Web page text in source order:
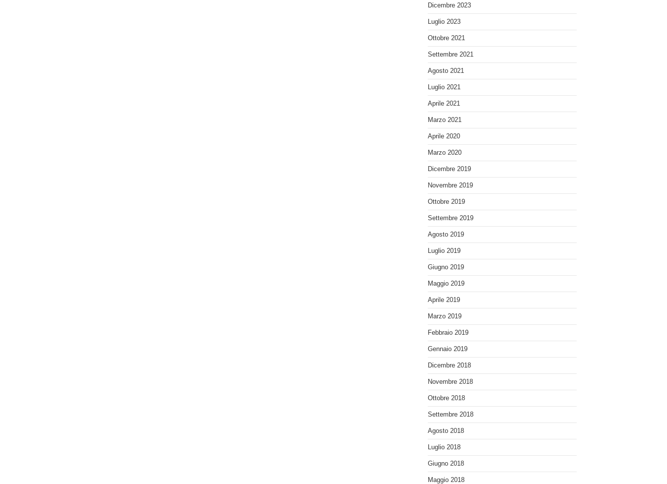
Dicembre 2023
Luglio 2023
Ottobre 2021
Settembre 2021
Agosto 2021
Luglio 2021
Aprile 2021
Marzo 2021
Aprile 2020
Marzo 2020
Dicembre 2019
Novembre 2019
Ottobre 2019
Settembre 2019
Agosto 2019
Luglio 2019
Giugno 2019
Maggio 2019
Aprile 2019
Marzo 2019
Febbraio 2019
Gennaio 2019
Dicembre 2018
Novembre 2018
Ottobre 2018
Settembre 2018
Agosto 2018
Luglio 2018
Giugno 2018
Maggio 2018